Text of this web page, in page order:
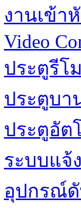
งานเข้า
Video
ประตูรีโ
ประตูบา
ประตูอัต
ระบบแจ้
อุปกรณ์ดั